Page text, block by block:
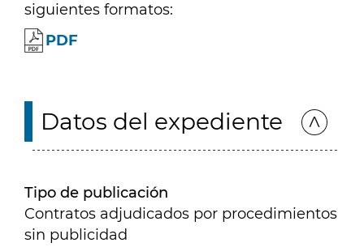
siguientes formatos:
PDF
Datos del expediente
Tipo de publicación
Contratos adjudicados por procedimientos
sin publicidad